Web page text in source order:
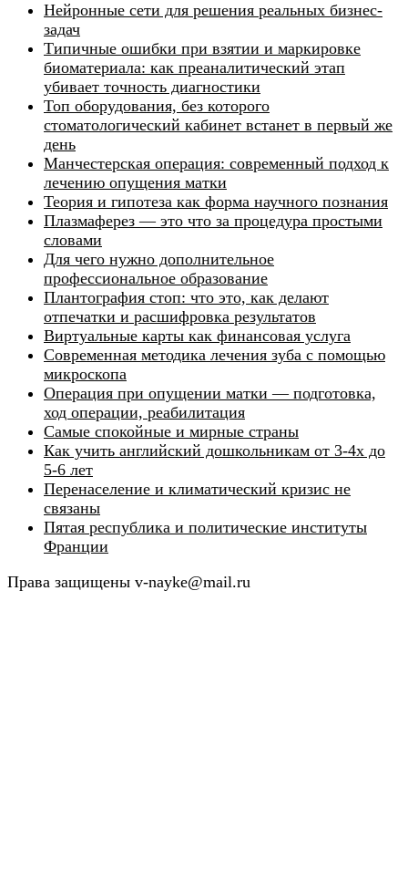
Нейронные сети для решения реальных бизнес-
задач
Типичные ошибки при взятии и маркировке
биоматериала: как преаналитический этап
убивает точность диагностики
Топ оборудования, без которого
стоматологический кабинет встанет в первый же
день
Манчестерская операция: современный подход к
лечению опущения матки
Теория и гипотеза как форма научного познания
Плазмаферез — это что за процедура простыми
словами
Для чего нужно дополнительное
профессиональное образование
Плантография стоп: что это, как делают
отпечатки и расшифровка результатов
Виртуальные карты как финансовая услуга
Современная методика лечения зуба с помощью
микроскопа
Операция при опущении матки — подготовка,
ход операции, реабилитация
Самые спокойные и мирные страны
Как учить английский дошкольникам от 3-4х до
5-6 лет
Перенаселение и климатический кризис не
связаны
Пятая республика и политические институты
Франции
Права защищены v-nayke@mail.ru